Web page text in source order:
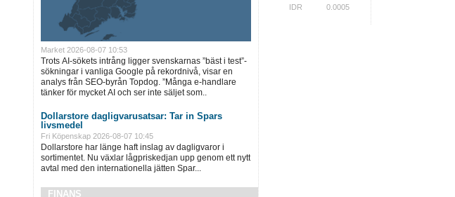
Market 2026-08-07 10:53
Trots AI-sökets intrång ligger svenskarnas ”bäst i test”-
sökningar i vanliga Google på rekordnivå, visar en
analys från SEO-byrån Topdog. ”Många e-handlare
tänker för mycket AI och ser inte säljet som..
Dollarstore dagligvarusatsar: Tar in Spars
livsmedel
Fri Köpenskap 2026-08-07 10:45
Dollarstore har länge haft inslag av dagligvaror i
sortimentet. Nu växlar lågpriskedjan upp genom ett nytt
avtal med den internationella jätten Spar...
FINANS
IDR
0.0005